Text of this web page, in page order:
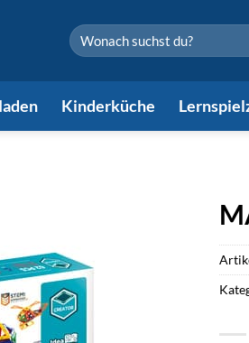
Suchen
nach:
Kinderküche